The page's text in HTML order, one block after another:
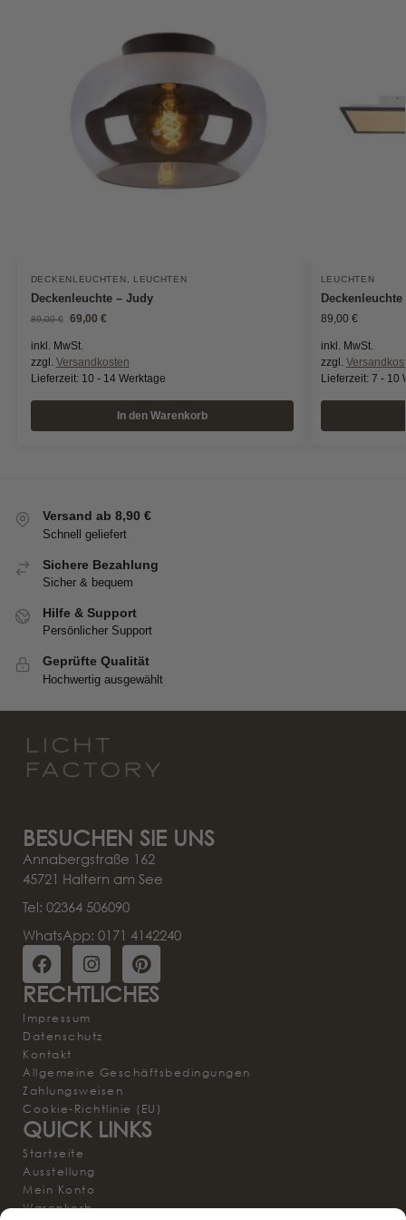
DECKENLEUCHTEN, LEUCHTEN
Deckenleuchte – Judy
89,00€ 69,00 €
inkl. MwSt.
zzgl. Versandkosten
Lieferzeit: 10 - 14 Werktage
In den Warenkorb
LEUCHTEN
89,00 €
inkl. MwSt.
zzgl.
Lieferzeit: 7 - 10
Versand ab 8,90 €
Schnell geliefert
Sichere Bezahlung
Sicher & bequem
Hilfe & Support
Persönlicher Support
Geprüfte Qualität
Hochwertig ausgewählt
BESUCHEN SIE UNS
Annabergstraße 162
45721 Haltern am See
Tel: 02364 506090
WhatsApp: 0171 4142240
RECHTLICHES
Impressum
Datenschutz
Kontakt
Allgemeine Geschäftsbedingungen
Zahlungsweisen
Cookie-Richtlinie (EU)
QUICK LINKS
Startseite
Ausstellung
Mein Konto
Warenkorb